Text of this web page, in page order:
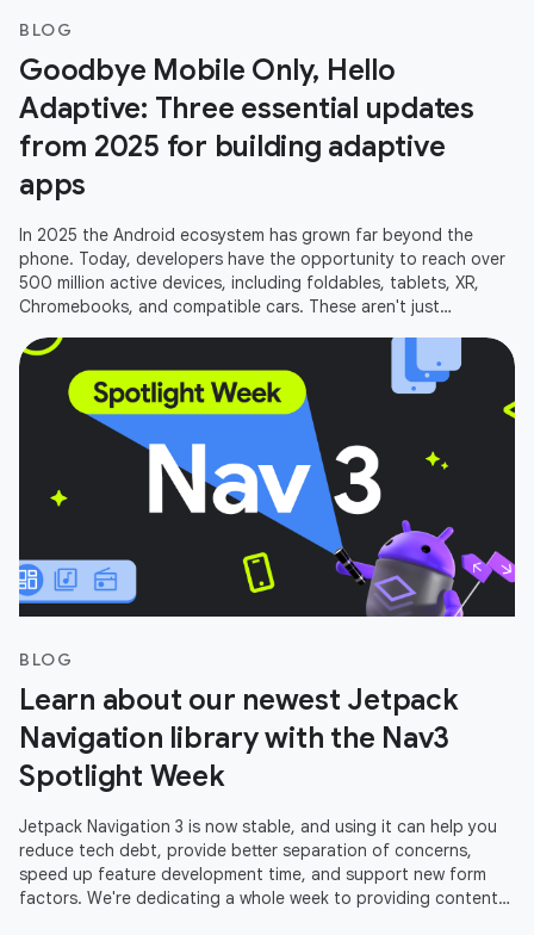
BLOG
Goodbye Mobile Only, Hello
Adaptive: Three essential updates
from 2025 for building adaptive
apps
In 2025 the Android ecosystem has grown far beyond the
phone. Today, developers have the opportunity to reach over
500 million active devices, including foldables, tablets, XR,
Chromebooks, and compatible cars. These aren't just
BLOG
Learn about our newest Jetpack
Navigation library with the Nav3
Spotlight Week
Jetpack Navigation 3 is now stable, and using it can help you
reduce tech debt, provide better separation of concerns,
speed up feature development time, and support new form
factors. We're dedicating a whole week to providing content